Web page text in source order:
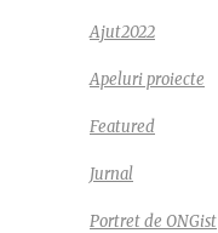
Ajut2022
Apeluri proiecte
Featured
Jurnal
Portret de ONGist